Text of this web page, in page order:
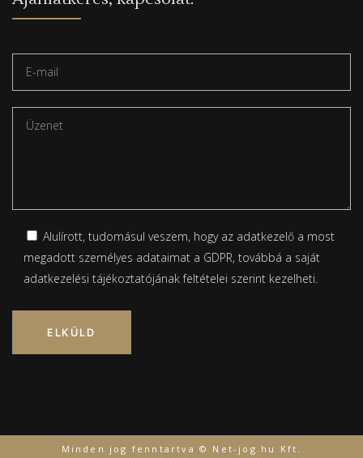
Alulírott, tudomásul veszem, hogy az adatkezelő a most
megadott személyes adataimat a GDPR, továbbá a saját
adatkezelési tájékoztatójánakfeltételei szerint kezelheti.
Minden jog fenntartva © Net-jog.hu Kft.